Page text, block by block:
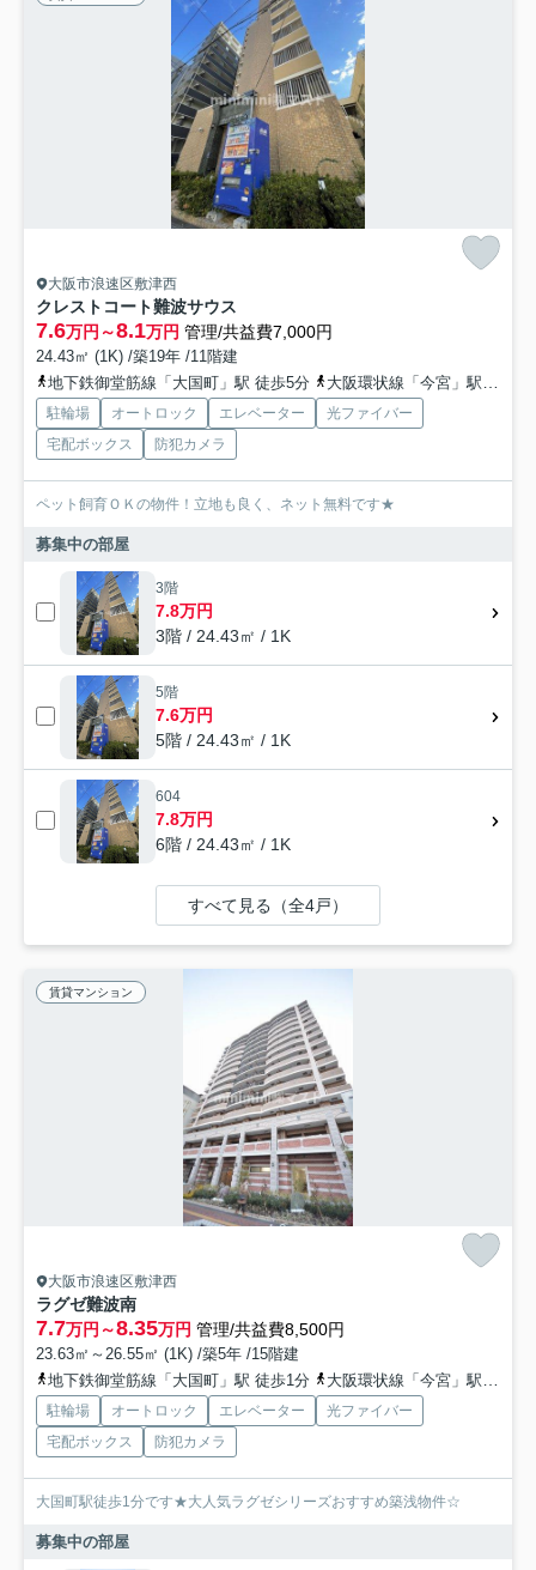
大阪市浪速区敷津西
クレストコート難波サウス
7.6万円～8.1万円 管理/共益費7,000円
24.43㎡ (1K) /築19年 /11階建
地下鉄御堂筋線「大国町」駅 徒歩5分
大阪環状線「今宮」駅 徒歩10分
駐輪場 オートロック エレベーター
光ファイバー
宅配ボックス
防犯カメラ
ペット飼育ＯＫの物件！立地も良く、ネット無料です★
募集中の部屋
3階
7.8万円
3階 / 24.43㎡ / 1K
5階
7.6万円
5階 / 24.43㎡ / 1K
604
7.8万円
6階 / 24.43㎡ / 1K
すべて見る（全4戸）
賃貸マンション
大阪市浪速区敷津西
ラグゼ難波南
7.7万円～8.35万円 管理/共益費8,500円
23.63㎡～26.55㎡ (1K) /築5年 /15階建
地下鉄御堂筋線「大国町」駅 徒歩1分
大阪環状線「今宮」駅 徒歩9分
駐輪場 オートロック エレベーター
光ファイバー
宅配ボックス
防犯カメラ
大国町駅徒歩1分です★大人気ラグゼシリーズおすすめ築浅物件☆
募集中の部屋